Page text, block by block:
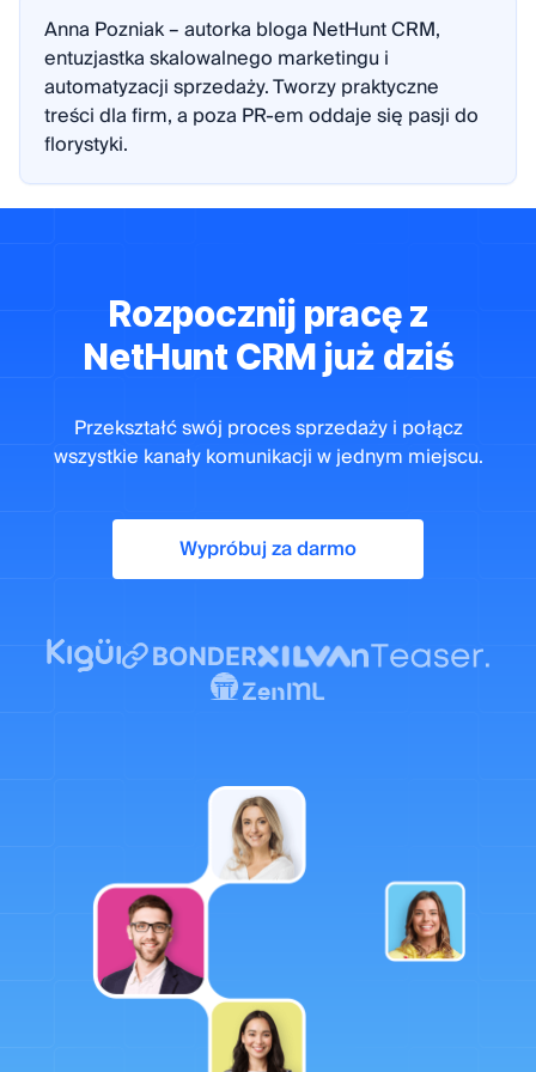
Obniża koszty pozyskiwania leadów w dłuższej
perspektywie.
Pomaga budować lojalność i długoterminowe
relacje z klientami.
Wzmacnia wizerunek marki jako eksperta w
Wymaga cierpliwości – efekty nie są
natychmiastowe.
Konieczne jest regularne tworzenie
wartościowego contentu.
optymalizacji działań.
Anna Pozniak – autorka bloga NetHunt CRM,
entuzjastka skalowalnego marketingu i
automatyzacji sprzedaży. Tworzy praktyczne
treści dla firm, a poza PR-em oddaje się pasji do
florystyki.
Rozpocznij pracę z
NetHunt CRM już dziś
Przekształć swój proces sprzedaży i połącz
wszystkie kanały komunikacji w jednym miejscu.
Wypróbuj za darmo